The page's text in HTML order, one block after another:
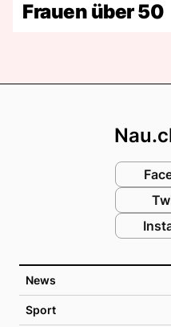
Frauen über 50
News
Sport